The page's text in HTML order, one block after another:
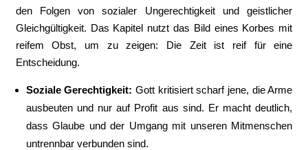
den Folgen von sozialer Ungerechtigkeit und geistlicher
Gleichgültigkeit. Das Kapitel nutzt das Bild eines Korbes mit
reifem Obst, um zu zeigen: Die Zeit ist reif für eine
Entscheidung.
Soziale Gerechtigkeit: Gott kritisiert scharf jene, die Arme
ausbeuten und nur auf Profit aus sind. Er macht deutlich,
dass Glaube und der Umgang mit unseren Mitmenschen
untrennbar verbunden sind.